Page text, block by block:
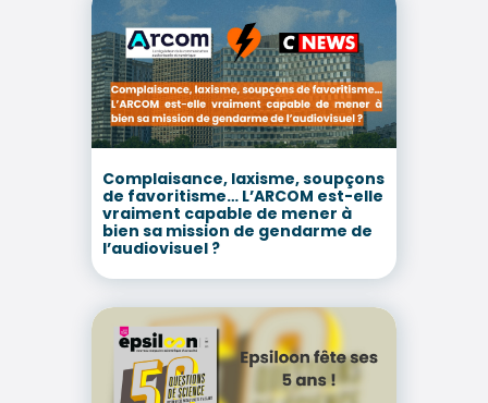
Complaisance, laxisme, soupçons
de favoritisme… L’ARCOM est-elle
vraiment capable de mener à
bien sa mission de gendarme de
l’audiovisuel ?